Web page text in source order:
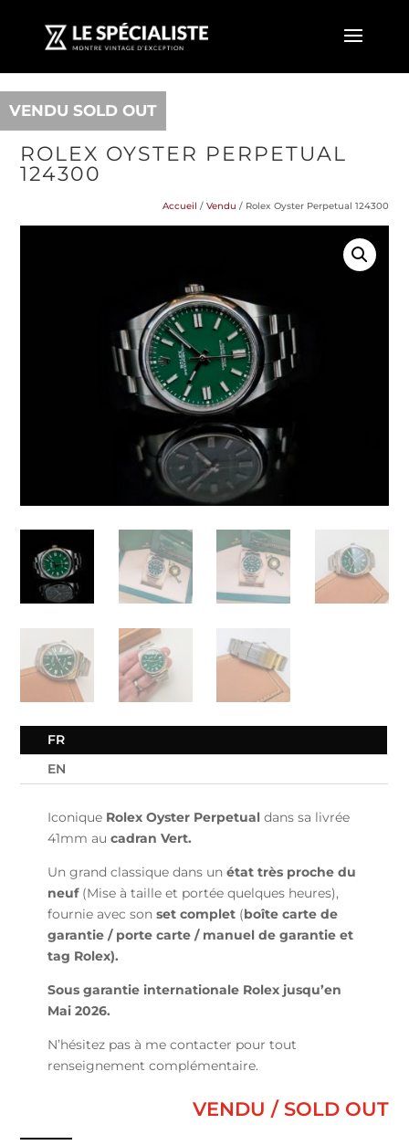
VENDU SOLD OUT
ROLEX OYSTER PERPETUAL
124300
Accueil / Vendu / Rolex Oyster Perpetual 124300
FR
EN
Iconique Rolex Oyster Perpetual dans sa livrée
41mm aucadran Vert.
Un grand classique dans unétat très proche du
neuf(Mise à taille et portée quelques heures),
fournie avec sonset complet (boîte carte de
garantie / porte carte / manuel de garantie et
tag Rolex).
Sous garantie internationale Rolex jusqu’en
Mai 2026.
N’hésitez pas à me contacter pour tout
renseignement complémentaire.
VENDU / SOLD OUT